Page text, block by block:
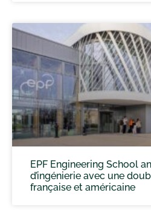
EPF Engineering School
d’ingénierie avec une
française et américaine